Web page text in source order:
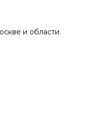
и области.